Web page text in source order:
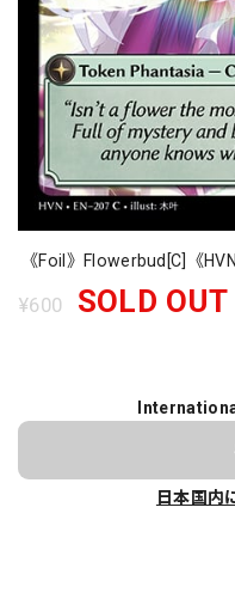
《Foil》Flowerbud[C]《
¥600 SOLD OUT
日本国内